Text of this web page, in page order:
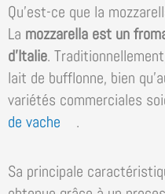
Qu’est-ce que la
La mozzarella est un
d’Italie.
lait de bufflonne, bien
variétés commerciales
de vache
.
Sa principale